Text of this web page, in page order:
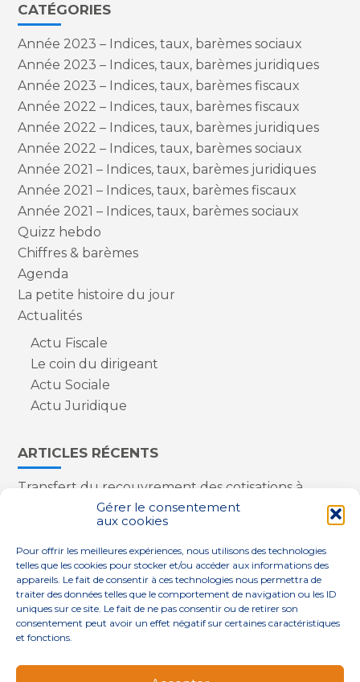
Gérer le consentement
aux cookies
Pour offrir les meilleures expériences, nous utilisons des technologies
telles que les cookies pour stocker et/ou accéder aux informations des
appareils. Le fait de consentir à ces technologies nous permettra de
traiter des données telles que le comportement de navigation ou les ID
uniques sur ce site. Le fait de ne pas consentir ou de retirer son
consentement peut avoir un effet négatif sur certaines caractéristiques
et fonctions.
CATÉGORIES
Année 2023 – Indices, taux, barèmes sociaux
Année 2023 – Indices, taux, barèmes juridiques
Année 2023 – Indices, taux, barèmes fiscaux
Année 2022 – Indices, taux, barèmes fiscaux
Année 2022 – Indices, taux, barèmes juridiques
Année 2022 – Indices, taux, barèmes sociaux
Année 2021 – Indices, taux, barèmes juridiques
Année 2021 – Indices, taux, barèmes fiscaux
Année 2021 – Indices, taux, barèmes sociaux
Quizz hebdo
Chiffres & barèmes
Agenda
La petite histoire du jour
Actualités
Actu Fiscale
Le coin du dirigeant
Actu Sociale
Actu Juridique
ARTICLES RÉCENTS
Transfert du recouvrement des cotisations à
l’Urssaf : des nouveautés
Appareils reconditionnés : annulation de la
Contrôle de la qualité de l’air dans les ERP
Industriels : le point sur les dernières évolutions
réglementaires
Footer QUI SOMMES-NOUS ?